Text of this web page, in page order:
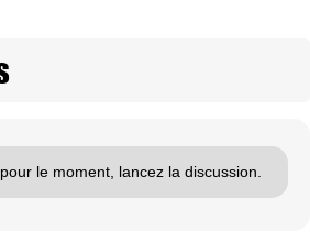
le moment, lancez la discussion.